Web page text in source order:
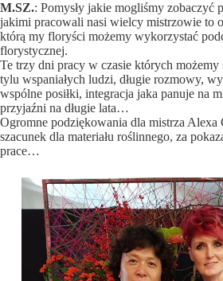
M.SZ.: Pomysły jakie mogliśmy zobaczyć
jakimi pracowali nasi wielcy mistrzowie to
którą my floryści możemy wykorzystać
florystycznej.
Te trzy dni pracy w czasie których
tylu wspaniałych ludzi, długie rozmowy,
wspólne posiłki, integracja jaka panuje na
przyjaźni na długie lata…
Ogromne podziękowania dla mistrza Alexa
szacunek dla materiału roślinnego, za
prace…